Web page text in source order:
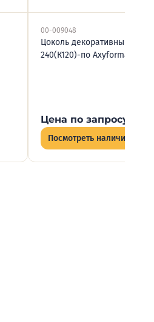
00-009048
Цоколь декоративный BS
240(К120)-по Axyforma 00-
Цена по запросу
Посмотреть наличие